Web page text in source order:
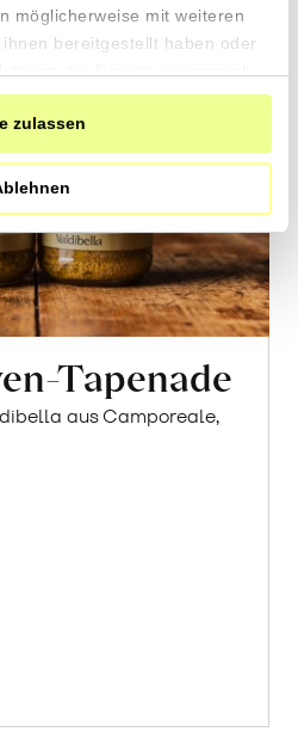
möglicherweise mit weiteren
bereitgestellt haben oder
zulassen
Tapenade
aus Camporeale,